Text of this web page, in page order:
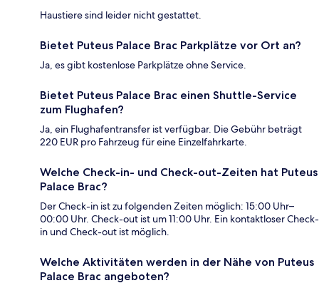
Haustiere sind leider nicht gestattet.
Bietet Puteus Palace Brac Parkplätze vor Ort an?
Ja, es gibt kostenlose Parkplätze ohne Service.
Bietet Puteus Palace Brac einen Shuttle-Service
zum Flughafen?
Ja, ein Flughafentransfer ist verfügbar. Die Gebühr beträgt
220 EUR pro Fahrzeug für eine Einzelfahrkarte.
Welche Check-in- und Check-out-Zeiten hat Puteus
Palace Brac?
Der Check-in ist zu folgenden Zeiten möglich: 15:00 Uhr–
00:00 Uhr. Check-out ist um 11:00 Uhr. Ein kontaktloser Check-
in und Check-out ist möglich.
Welche Aktivitäten werden in der Nähe von Puteus
Palace Brac angeboten?